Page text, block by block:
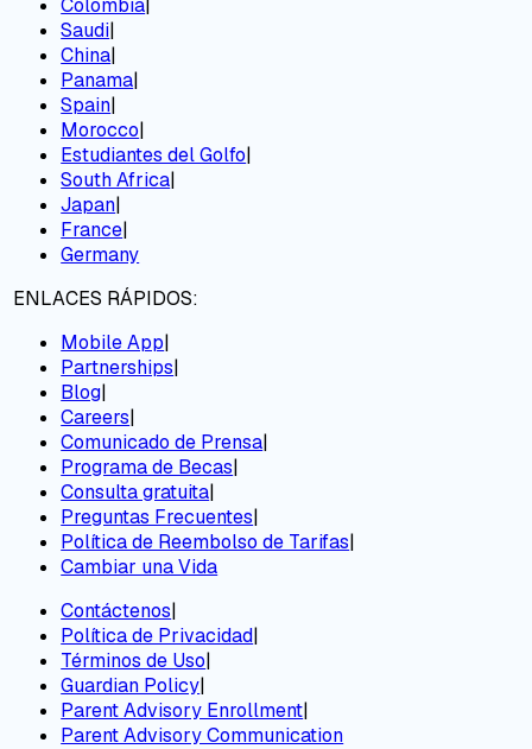
Saudi|
China|
Panama|
Spain|
Morocco|
Estudiantes del Golfo|
South Africa|
Japan|
France|
Germany
ENLACES RÁPIDOS:
Mobile App|
Partnerships|
Blog|
Careers|
Comunicado de Prensa|
Programa de Becas|
Consulta gratuita|
Preguntas Frecuentes|
Política de Reembolso de Tarifas|
Cambiar una Vida
Contáctenos|
Política de Privacidad|
Términos de Uso|
Guardian Policy|
Parent Advisory Enrollment|
Parent Advisory Communication